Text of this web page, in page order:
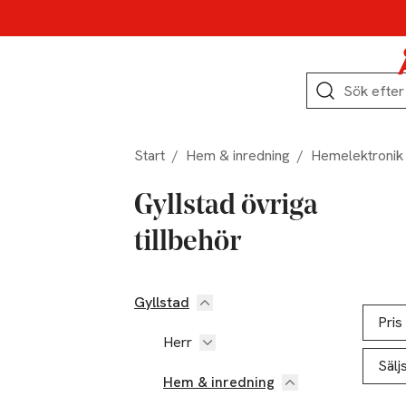
Sök
Start / Hem & inredning / Hemelektronik
Gyllstad övriga
tillbehör
Hoppa till produktsidan
Gyllstad
Herr
Hem & inredning
Pris
Lista